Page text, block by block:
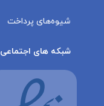
شیوه‌های پرداخت
شبکه های اجتماعی